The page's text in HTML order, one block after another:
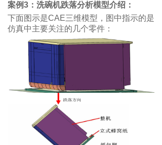
案例3： 洗碗机跌落分析模型介绍：
下面图示是CAE三维模型，图中指示的是
仿真中主要关注的几个零件：